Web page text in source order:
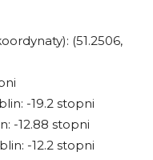
(51.2506,
-19.2 stopni
-12.88 stopni
-12.2 stopni